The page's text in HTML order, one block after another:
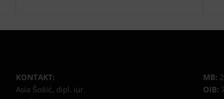
KONTAKT:
Asia Šošić, dipl. iur.
MB:
OIB: